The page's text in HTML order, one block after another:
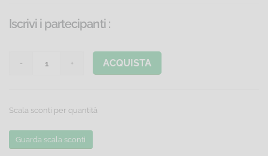
Iscrivi i partecipanti :
ACQUISTA
Scala sconti per quantità
Guarda scala sconti